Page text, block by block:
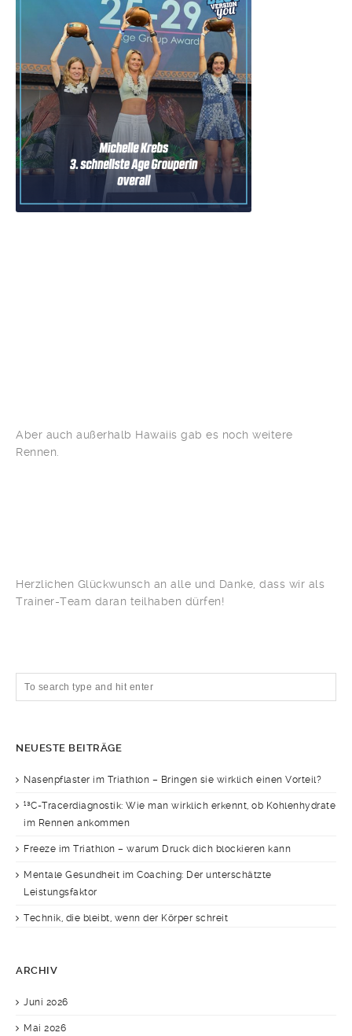
Aber auch außerhalb Hawaiis gab es noch weitere
Rennen.
Herzlichen Glückwunsch an alle und Danke, dass wir als
Trainer-Team daran teilhaben dürfen!
NEUESTE BEITRÄGE
Nasenpflaster im Triathlon – Bringen sie wirklich einen Vorteil?
¹³C-Tracerdiagnostik: Wie man wirklich erkennt, ob Kohlenhydrate
im Rennen ankommen
Freeze im Triathlon – warum Druck dich blockieren kann
Mentale Gesundheit im Coaching: Der unterschätzte
Leistungsfaktor
Technik, die bleibt, wenn der Körper schreit
ARCHIV
Juni 2026
Mai 2026